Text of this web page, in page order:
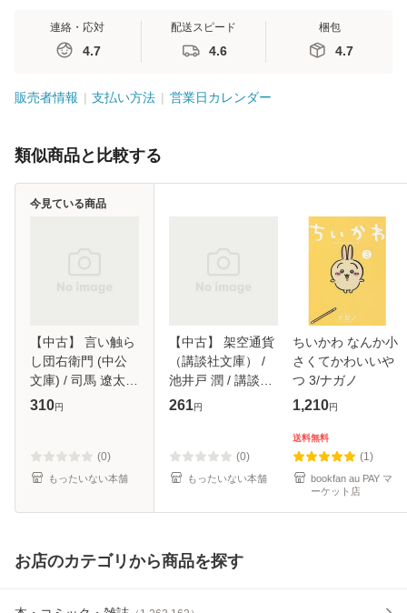
連絡・応対
4.7
配送スピード
4.6
梱包
4.7
販売者情報 支払い方法 営業日カレンダー
類似商品と比較する
【中古】 言い触ら
し団右衛門 (中公
文庫) / 司馬 遼太郎
/ 中央公論新社 [文
310円
(0)
もったいない本舗
今見ている商品
【中古】 架空通貨
（講談社文庫） /
池井戸 潤 / 講談社
[文庫]【メール便送
261円
(0)
もったいない本舗
ちいかわ なんか小
さくてかわいいや
つ 3/ナガノ
1,210円
送料無料
(1)
bookfan au PAY マ
ーケット店
お店のカテゴリから商品を探す